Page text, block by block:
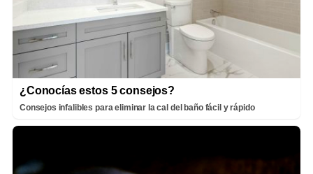
¿Conocías estos 5 consejos?
Consejos infalibles para eliminar la cal del baño fácil y rápido